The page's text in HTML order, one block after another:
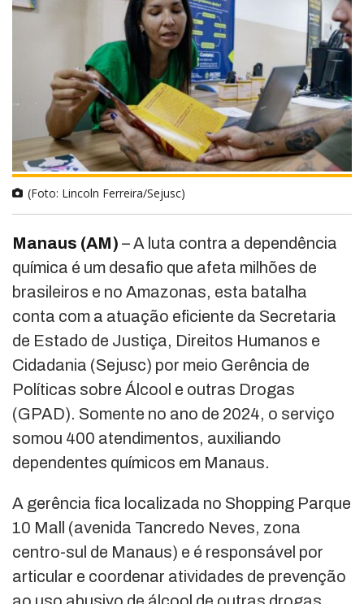
(Foto: Lincoln Ferreira/Sejusc)
Manaus (AM) – A luta contra a dependência
química é um desafio que afeta milhões de
brasileiros e no Amazonas, esta batalha
conta com a atuação eficiente da Secretaria
de Estado de Justiça, Direitos Humanos e
Cidadania (Sejusc) por meio Gerência de
Políticas sobre Álcool e outras Drogas
(GPAD). Somente no ano de 2024, o serviço
somou 400 atendimentos, auxiliando
dependentes químicos em Manaus.
A gerência fica localizada no Shopping Parque
10 Mall (avenida Tancredo Neves, zona
centro-sul de Manaus) e é responsável por
articular e coordenar atividades de prevenção